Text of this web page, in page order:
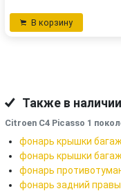
В корзину
Также в наличии
Citroen C4 Picasso 1
фонарь крышки
фонарь крышки
фонарь
фонарь задний